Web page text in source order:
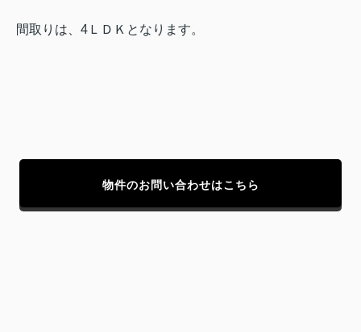
間取りは、4ＬＤＫとなります。
物件のお問い合わせはこちら